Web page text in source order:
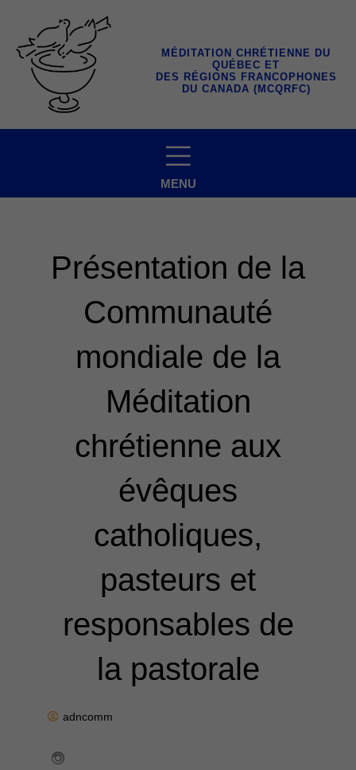
contenu
MÉDITATION CHRÉTIENNE DU
QUÉBEC ET
DES RÉGIONS FRANCOPHONES
DU CANADA (MCQRFC)
MENU
Présentation de la
Communauté
mondiale de la
Méditation
chrétienne aux
évêques
catholiques,
pasteurs et
responsables de
la pastorale
adncomm